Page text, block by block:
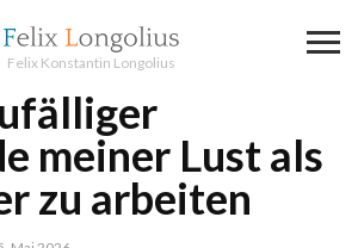
Felix Konstantin Longolius
meiner Lust als
zu arbeiten